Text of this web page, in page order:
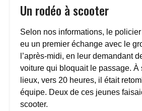
Un rodéo à scooter
Selon nos informations, le
eu un premier échange avec le
l’après-midi, en leur demandant
voiture qui bloquait le passage. À
lieux, vers 20 heures, il était
équipe. Deux de ces jeunes
scooter.